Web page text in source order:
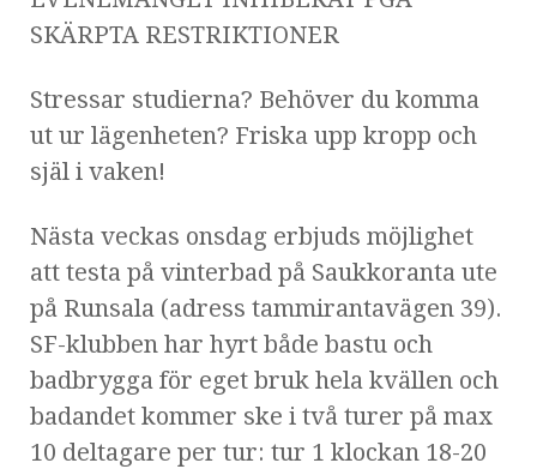
SKÄRPTA RESTRIKTIONER
Stressar studierna? Behöver du komma
ut ur lägenheten? Friska upp kropp och
själ i vaken!
Nästa veckas onsdag erbjuds möjlighet
att testa på vinterbad på Saukkoranta ute
på Runsala (adress tammirantavägen 39).
SF-klubben har hyrt både bastu och
badbrygga för eget bruk hela kvällen och
badandet kommer ske i två turer på max
10 deltagare per tur: tur 1 klockan 18-20